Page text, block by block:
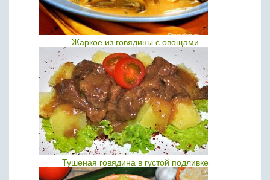
Жаркое из говядины с овощами
Тушеная говядина в густой подливке